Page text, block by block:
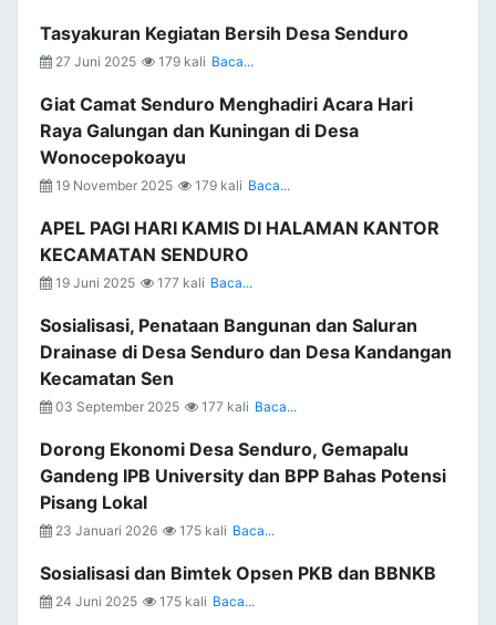
Tasyakuran Kegiatan Bersih Desa Senduro
27 Juni 2025 179 kali Baca...
Giat Camat Senduro Menghadiri Acara Hari
Raya Galungan dan Kuningan di Desa
Wonocepokoayu
19 November 2025 179 kali Baca...
APEL PAGI HARI KAMIS DI HALAMAN KANTOR
KECAMATAN SENDURO
19 Juni 2025 177 kali Baca...
Sosialisasi, Penataan Bangunan dan Saluran
Drainase di Desa Senduro dan Desa Kandangan
Kecamatan Sen
03 September 2025 177 kali Baca...
Dorong Ekonomi Desa Senduro, Gemapalu
Gandeng IPB University dan BPP Bahas Potensi
Pisang Lokal
23 Januari 2026 175 kali Baca...
Sosialisasi dan Bimtek Opsen PKB dan BBNKB
24 Juni 2025 175 kali Baca...